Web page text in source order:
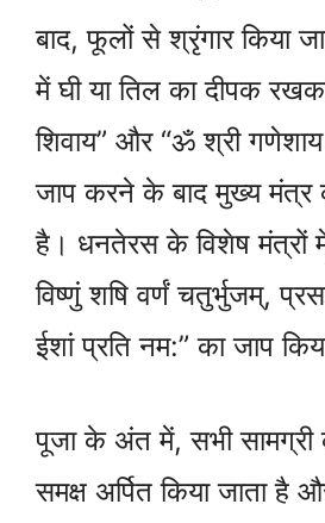
बाद, फूलों से श्रृंगार किया
में घी या तिल का दीपक
शिवाय” और “ॐ श्री गणेशाय
जाप करने के बाद मुख्य मंत्र
है। धनतेरस के विशेष मंत्रों
विष्णुं शषि वर्णं चतुर्भुजम्,
ईशां प्रति नम:” का जाप
पूजा के अंत में, सभी
समक्ष अर्पित किया जाता है